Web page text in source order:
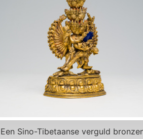
Een Sino-Tibetaanse verguld